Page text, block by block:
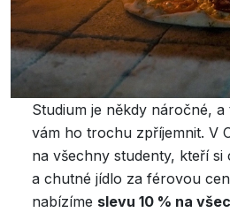
Studium je někdy náročné,
vám ho trochu zpříjemnit. V
na všechny studenty, kteří
a chutné jídlo za férovou
nabízíme slevu 10 % na